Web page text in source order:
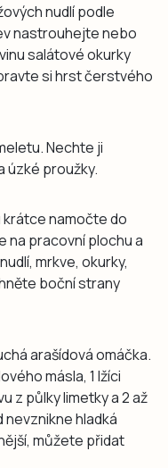
nudlí podle
nastrouhejte nebo
salátové okurky
si hrst čerstvého
Nechte ji
úzké proužky.
namočte do
na pracovní plochu a
mrkve, okurky,
boční strany
arašídová omáčka.
másla, 1 lžíci
z půlky limetky a 2 až
nevznikne hladká
můžete přidat